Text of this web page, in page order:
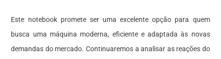
Este notebook promete ser uma excelente opção para quem
busca uma máquina moderna, eficiente e adaptada às novas
demandas do mercado. Continuaremos a analisar as reações do